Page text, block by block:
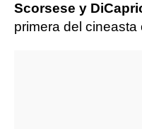
Scorsese y
primera del